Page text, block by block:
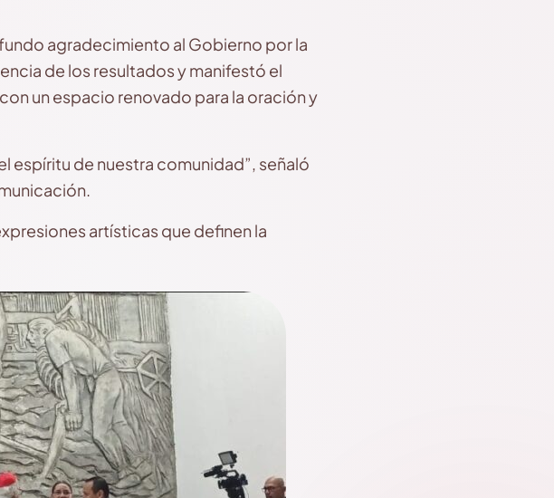
agradecimiento al Gobierno por la
de los resultados y manifestó el
un espacio renovado para la oración y
espíritu de nuestra comunidad”, señaló
artísticas que definen la